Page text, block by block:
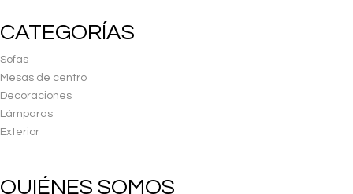
CATEGORÍAS
Sofas
Mesas de centro
Decoraciones
Lámparas
Exterior
QUIÉNES SOMOS